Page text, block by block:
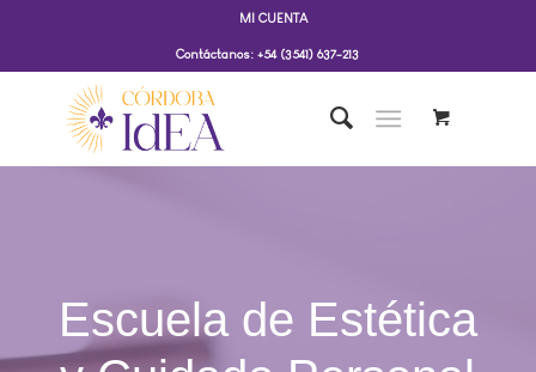
MI CUENTA
Contáctanos: +54 (3541) 637-213
Escuela de Estética